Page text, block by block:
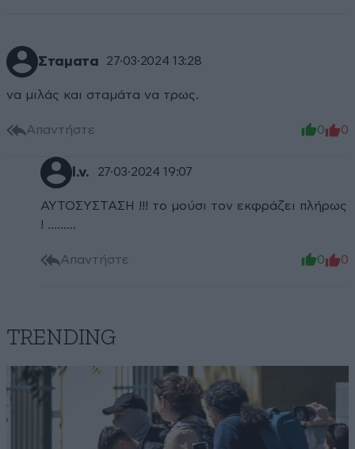
Σταματα 27·03·2024 13:28
να μιλάς και σταμάτα να τρως.
Απαντήστε 0 0
l.v. 27·03·2024 19:07
ΑΥΤΟΣΥΣΤΑΣΗ !!! το μούσι τον εκφράζει πλήρως
! .........
Απαντήστε 0 0
TRENDING